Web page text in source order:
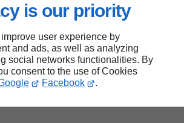
is our priority
user experience by
and ads, as well as analyzing
social networks functionalities. By
consent to the use of Cookies
Facebook .